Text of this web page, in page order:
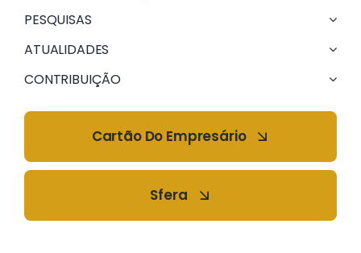
PESQUISAS
ATUALIDADES
CONTRIBUIÇÃO
Cartão Do Empresário
Sfera